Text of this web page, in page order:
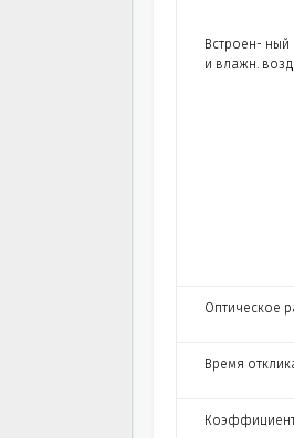
Встроен- ный
и влажн.
Оптическое
Время